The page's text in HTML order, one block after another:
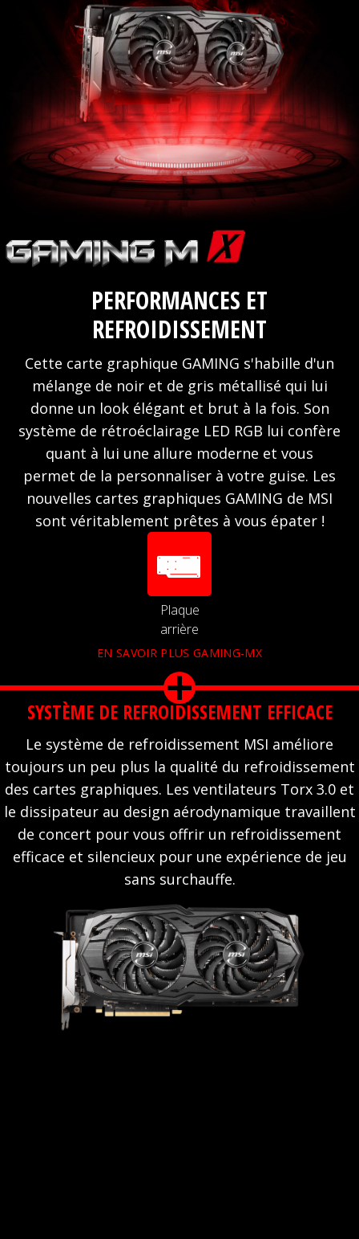
PERFORMANCES ET
REFROIDISSEMENT
Cette carte graphique GAMING s'habille d'un
mélange de noir et de gris métallisé qui lui
donne un look élégant et brut à la fois. Son
système de rétroéclairage LED RGB lui confère
quant à lui une allure moderne et vous
permet de la personnaliser à votre guise. Les
nouvelles cartes graphiques GAMING de MSI
sont véritablement prêtes à vous épater !
Plaque
arrière
EN SAVOIR PLUS GAMING-MX
SYSTÈME DE REFROIDISSEMENT EFFICACE
Le système de refroidissement MSI améliore
toujours un peu plus la qualité du refroidissement
des cartes graphiques. Les ventilateurs Torx 3.0 et
le dissipateur au design aérodynamique travaillent
de concert pour vous offrir un refroidissement
efficace et silencieux pour une expérience de jeu
sans surchauffe.